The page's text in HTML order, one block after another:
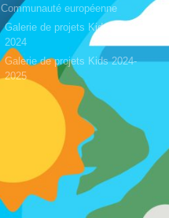
Communauté européenne
Galerie de projets Kids 2023-
2024
Galerie de projets Kids 2024-
2025